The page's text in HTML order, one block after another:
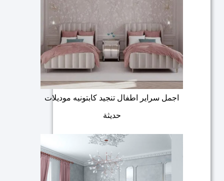
اجمل سراير اطفال تنجيد كابتونيه موديلات
حديثة